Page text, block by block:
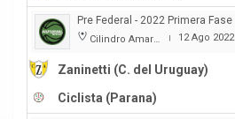
Pre Federal - 2022 Primera Fase
Cilindro Amarillo | 12 Ago 2022
Zaninetti (C. del Uruguay)
Ciclista (Parana)